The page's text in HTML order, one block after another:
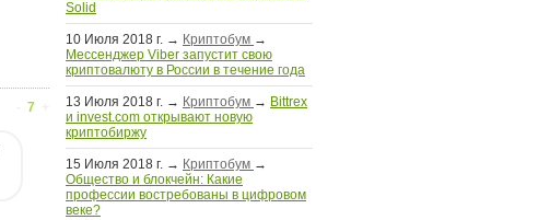
Solid
10 Июля 2018 г. → Криптобум →
Мессенджер Viber запустит свою
криптовалюту в России в течение года
13 Июля 2018 г. → Криптобум → Bittrex
и invest.com открывают новую
криптобиржу
15 Июля 2018 г. → Криптобум →
Общество и блокчейн: Какие
профессии востребованы в цифровом
веке?
7